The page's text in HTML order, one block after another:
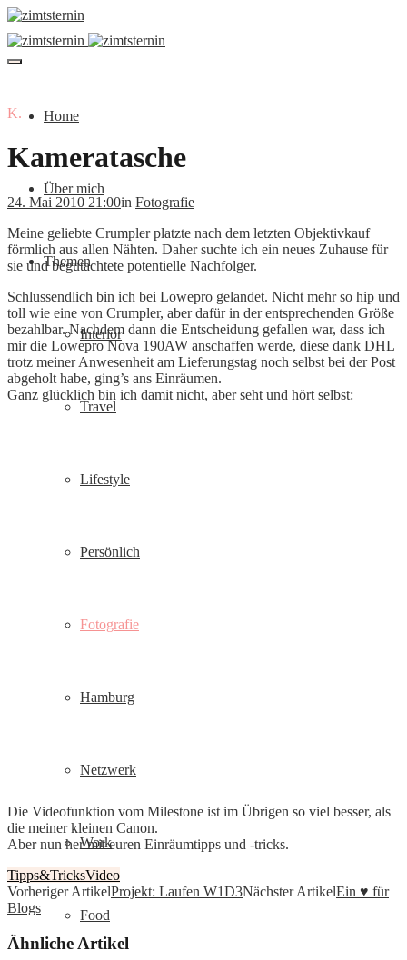
Home
Über mich
Themen
Interior
Travel
Lifestyle
Persönlich
Fotografie
Hamburg
Netzwerk
Work
Food
K.
Kameratasche
24. Mai 2010 21:00in Fotografie
Meine geliebte Crumpler platzte nach dem letzten Objektivkauf
förmlich aus allen Nähten. Daher suchte ich ein neues Zuhause für
sie und begutachtete potentielle Nachfolger.
Schlussendlich bin ich bei Lowepro gelandet. Nicht mehr so hip und
toll wie eine von Crumpler, aber dafür in der entsprechenden Größe
bezahlbar. Nachdem dann die Entscheidung gefallen war, dass ich
mir die Lowepro Nova 190AW anschaffen werde, diese dank DHL
trotz meiner Anwesenheit am Lieferungstag noch selbst bei der Post
abgeholt habe, ging’s ans Einräumen.
Ganz glücklich bin ich damit nicht, aber seht und hört selbst:
Die Videofunktion vom Milestone ist im Übrigen so viel besser, als
die meiner kleinen Canon.
Aber nun her mit euren Einräumtipps und -tricks.
Tipps&TricksVideo
Vorheriger ArtikelProjekt: Laufen W1D3Nächster ArtikelEin ♥ für
Blogs
Ähnliche Artikel